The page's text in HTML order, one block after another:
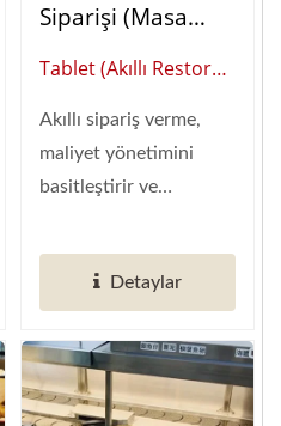
Siparişi (Masa
Tablet (Akıllı Restoran
Tedarikçisi)
Akıllı sipariş verme,
maliyet yönetimini
basitleştirir ve
üzerinde...
Detaylar